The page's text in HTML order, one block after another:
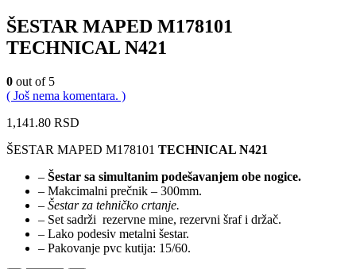
ŠESTAR MAPED M178101
TECHNICAL N421
0 out of 5
( Još nema komentara. )
1,141.80 RSD
ŠESTAR MAPED M178101 TECHNICAL N421
– Šestar sa simultanim podešavanjem obe nogice.
– Makcimalni prečnik – 300mm.
– Šestar za tehničko crtanje.
– Set sadrži rezervne mine, rezervni šraf i držač.
– Lako podesiv metalni šestar.
– Pakovanje pvc kutija: 15/60.